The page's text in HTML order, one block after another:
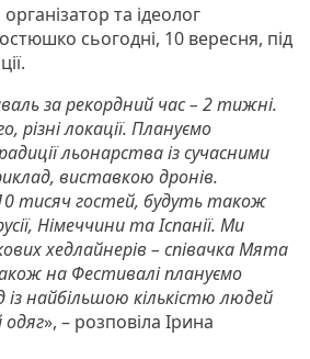
та ідеолог
сьогодні, 10 вересня, під
за рекордний час – 2 тижні.
різні локації. Плануємо
льонарства із сучасними
виставкою дронів.
тисяч гостей, будуть також
Німеччини та Іспанії. Ми
хедлайнерів – співачка Мята
на Фестивалі плануємо
найбільшою кількістю людей
одяг», – розповіла Ірина